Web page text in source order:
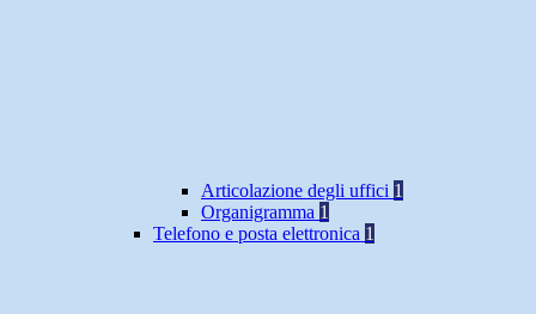
Articolazione degli uffici 1
Organigramma 1
Telefono e posta elettronica 1